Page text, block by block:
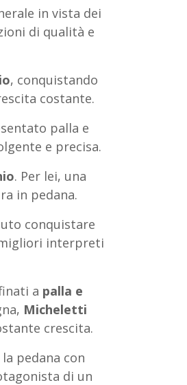
in vista dei
di qualità e
, conquistando
costante.
palla e
e precisa.
. Per lei, una
in pedana.
conquistare
interpreti
a palla e
Micheletti
crescita.
pedana con
di un